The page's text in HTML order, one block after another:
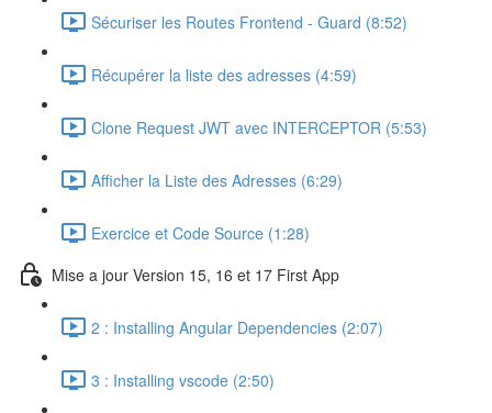
Sécuriser les Routes Frontend - Guard (8:52)
Récupérer la liste des adresses (4:59)
Clone Request JWT avec INTERCEPTOR (5:53)
Afficher la Liste des Adresses (6:29)
Exercice et Code Source (1:28)
Mise a jour Version 15, 16 et 17 First App
2 : Installing Angular Dependencies (2:07)
3 : Installing vscode (2:50)